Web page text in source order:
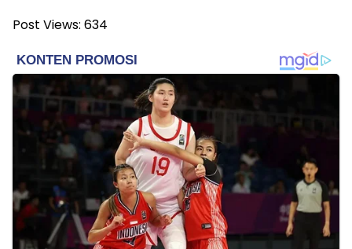
Post Views: 634